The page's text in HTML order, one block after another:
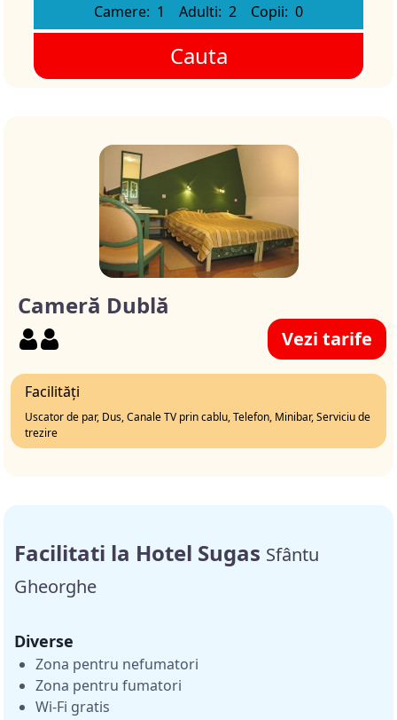
Camere: 1 Adulti: 2 Copii: 0
Cauta
Cameră Dublă
Vezi tarife
Facilități
Uscator de par, Dus, Canale TV prin cablu, Telefon, Minibar, Serviciu de
trezire
Facilitati la Hotel Sugas Sfântu
Gheorghe
Diverse
Zona pentru nefumatori
Zona pentru fumatori
Wi-Fi gratis